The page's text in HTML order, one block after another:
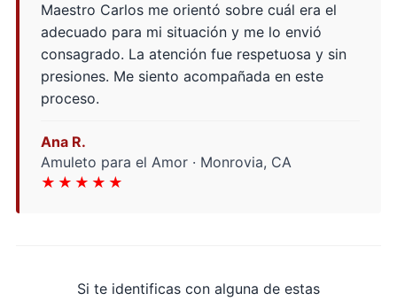
Maestro Carlos me orientó sobre cuál era el
adecuado para mi situación y me lo envió
consagrado. La atención fue respetuosa y sin
presiones. Me siento acompañada en este
proceso.
Ana R.
Amuleto para el Amor · Monrovia, CA
★★★★★
Si te identificas con alguna de estas